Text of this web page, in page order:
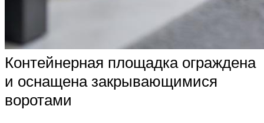
Контейнерная площадка ограждена
и оснащена закрывающимися
воротами